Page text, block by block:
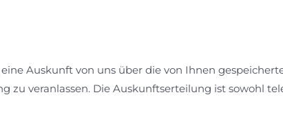
eine Auskunft von uns über die von Ihnen
zu veranlassen. Die Auskunftserteilung ist sowohl